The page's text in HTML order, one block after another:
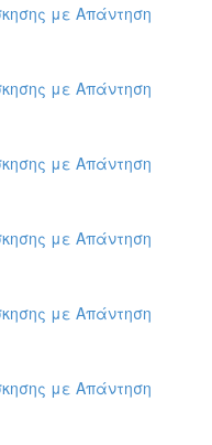
με Απάντηση
με Απάντηση
με Απάντηση
με Απάντηση
με Απάντηση
με Απάντηση